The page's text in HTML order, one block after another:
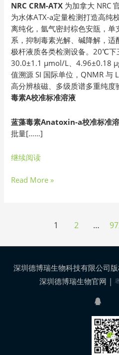
NRC CRM-ATX 为加拿大 NRC
为水体ATX-a定量检测打造高纯
离纯化，氩气密封棕色安瓿，
系，抑制毒素光解、碱降解，
极杆液质各类检测设备。20℃下
30.0±1.1 μmol/L、4.96±0.18
值溯源 SI 国际单位，QNMR 与
高分辨核磁、多级质谱多重纯
毒素A校准标准溶液
蓝藻毒素Anatoxin-a校准标准
批量[……]
继续阅读
素
Anatoxin-
a
校
准
标
准
溶
液
Read More »
1 2 …
深圳德博瑞生物科技有限公司
深圳德博瑞生物官网 |